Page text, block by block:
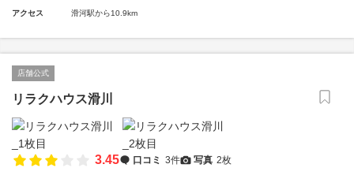
アクセス 滑河駅から10.9km
店舗公式
リラクハウス滑川
3.45 口コミ 3件 写真 2枚